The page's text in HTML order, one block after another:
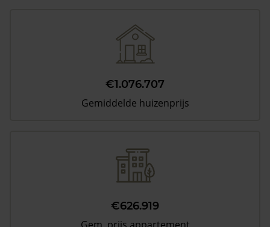
€1.076.707
Gemiddelde huizenprijs
€626.919